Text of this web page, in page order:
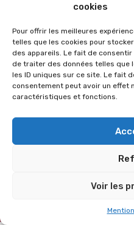
cookies
Pour offrir les meilleures
telles que les cookies pour
des appareils. Le fait de
de traiter des données telles que
les ID uniques sur ce site. Le fait
consentement peut avoir un effet
caractéristiques et fonctions.
Voir les